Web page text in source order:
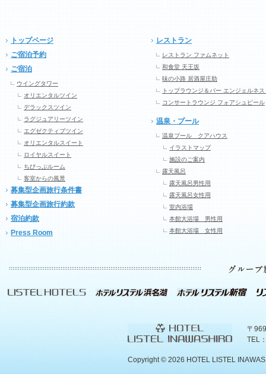
トップページ
ご宿泊予約
ご宿泊
ウイングタワー
オリエンタルツイン
デラックスツイン
ラグジュアリーツイン
エグゼクティブツイン
オリエンタルスイート
ロイヤルスイート
ちびっぷルーム
客室からの風景
募集型企画旅行条件書
募集型企画旅行約款
宿泊約款
Press Room
レストラン
レストラン ファムネット
和食堂 天王坂
味の小路 居酒屋庄助
トップラウンジ＆バー エンジェルネス
コンサートラウンジ フォアシュピール
温泉・プール
温泉プール クアハウス
イラストマップ
施設のご案内
露天風呂
露天風呂男性用
露天風呂女性用
室内浴場
本館大浴場 男性用
本館大浴場 女性用
〒
TEL
Copyright © 2026 HOTEL LISTEL